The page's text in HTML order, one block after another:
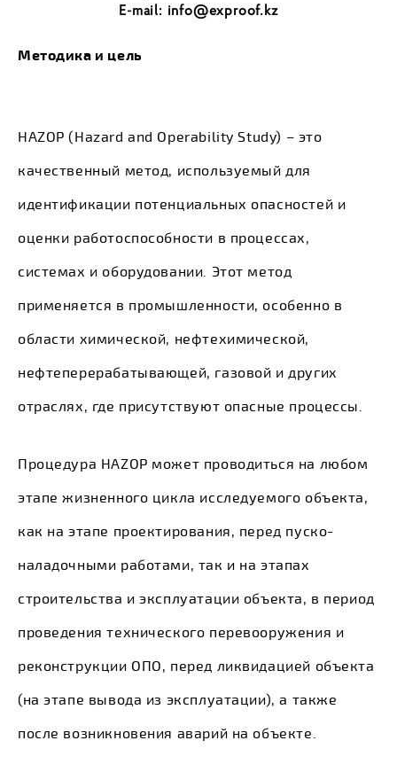
E-mail: info@exproof.kz
Методика и цель
HAZOP (Hazard and Operability Study) – это
качественный метод, используемый для
идентификации потенциальных опасностей и
оценки работоспособности в процессах,
системах и оборудовании. Этот метод
применяется в промышленности, особенно в
области химической, нефтехимической,
нефтеперерабатывающей, газовой и других
отраслях, где присутствуют опасные процессы.
Процедура HAZOP может проводиться на любом
этапе жизненного цикла исследуемого объекта,
как на этапе проектирования, перед пуско-
наладочными работами, так и на этапах
строительства и эксплуатации объекта, в период
проведения технического перевооружения и
реконструкции ОПО, перед ликвидацией объекта
(на этапе вывода из эксплуатации), а также
после возникновения аварий на объекте.